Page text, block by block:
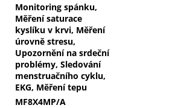
Monitoring spánku,
Měření saturace
kyslíku v krvi, Měření
úrovně stresu,
Upozornění na srdeční
problémy, Sledování
menstruačního cyklu,
EKG, Měření tepu
MF8X4MP/A